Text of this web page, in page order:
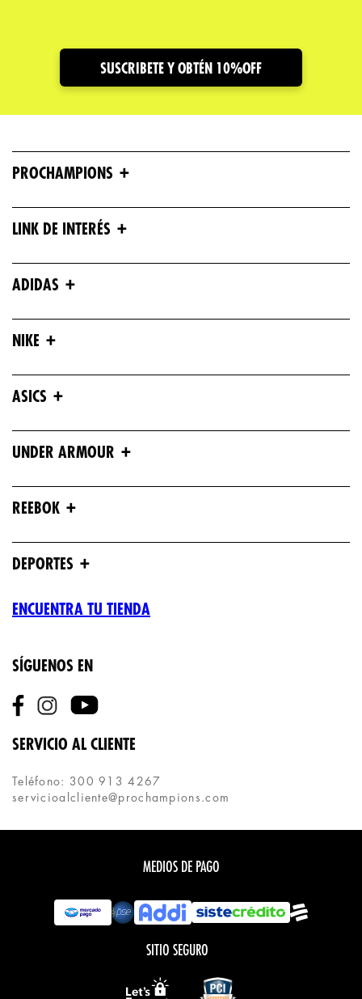
SUSCRIBETE Y OBTÉN 10%OFF
PROCHAMPIONS +
LINK DE INTERÉS +
ADIDAS +
NIKE +
ASICS +
UNDER ARMOUR +
REEBOK +
DEPORTES +
ENCUENTRA TU TIENDA
SÍGUENOS EN
SERVICIO AL CLIENTE
Teléfono: 300 913 4267
servicioalcliente@prochampions.com
MEDIOS DE PAGO
SITIO SEGURO